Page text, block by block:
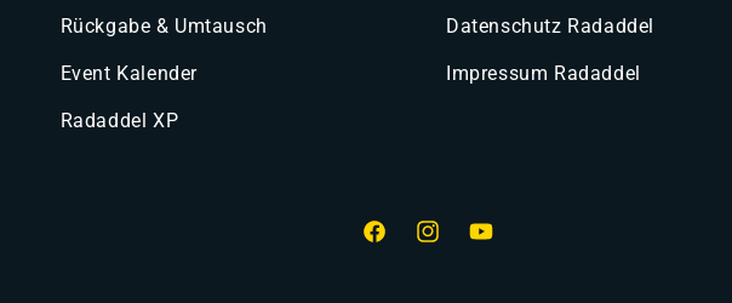
Rückgabe & Umtausch
Event Kalender
Radaddel XP
Datenschutz Radaddel
Impressum Radaddel
FacebookInstagramYouTube